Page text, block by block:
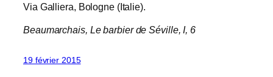
Via Galliera, Bologne (Italie).
Beaumarchais, Le barbier de Séville, I, 6
19 février 2015